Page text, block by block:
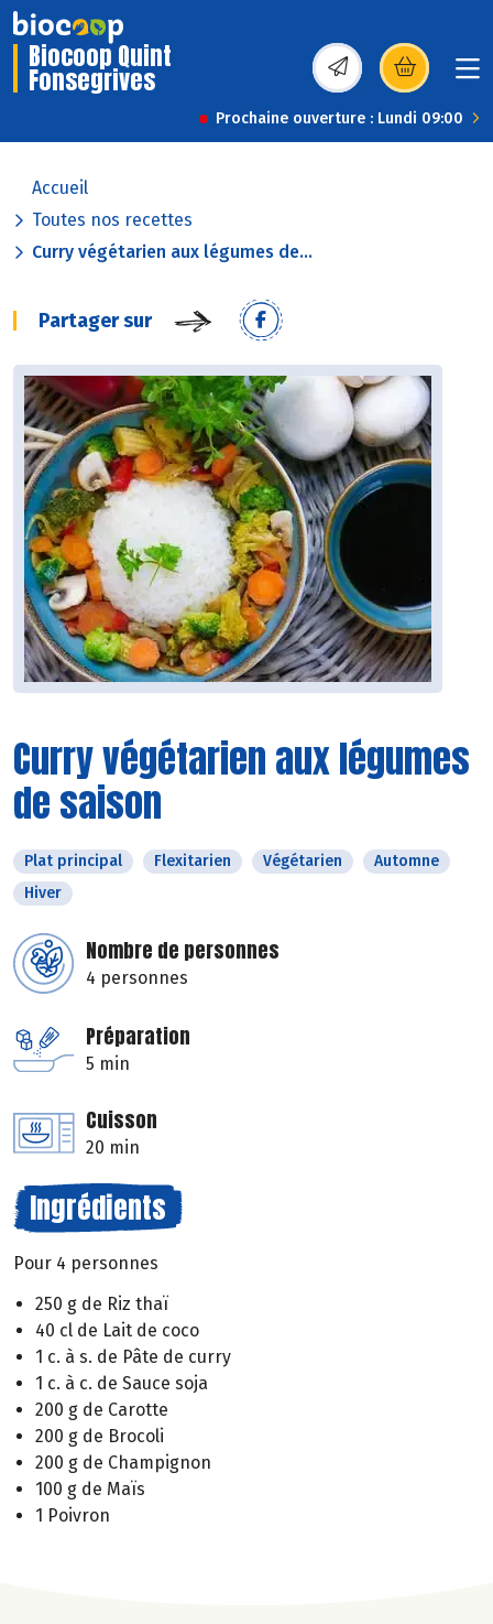
Biocoop Quint
Fonsegrives (s’ouvre dans une
Prochaine ouverture : Lundi 09:00
Accueil
Toutes nos recettes
Curry végétarien aux légumes de...
Partager sur
Curry végétarien aux légumes
de saison
Plat principal Flexitarien Végétarien
Automne
Hiver
Nombre de personnes
4 personnes
Préparation
5 min
Cuisson
20 min
Ingrédients
Pour 4 personnes
250 g de Riz thaï
40 cl de Lait de coco
1 c. à s. de Pâte de curry
1 c. à c. de Sauce soja
200 g de Carotte
200 g de Brocoli
200 g de Champignon
100 g de Maïs
1 Poivron